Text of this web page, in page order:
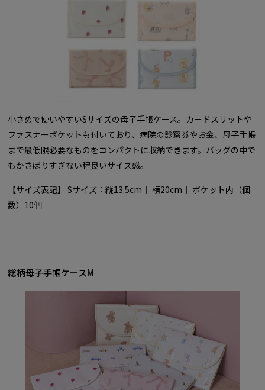
小さめで使いやすいSサイズの母子手帳ケース。カードスリットや
ファスナーポケットも付いており、病院の診察券やお金、母子手帳
まで最低限必要なものをコンパクトに収納できます。バッグの中で
もかさばりすぎない程良いサイズ感。
【サイズ表記】 Sサイズ：縦13.5cm｜ 横20cm｜ ポケット内（個
数）10個
総柄母子手帳ケースM